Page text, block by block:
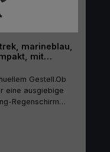
marineblau,
mit
Gestell.Ob
eine ausgiebige
Regenschirm
seines
äußerst